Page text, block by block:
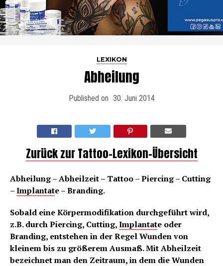
LEXIKON
Abheilung
Published on 30. Juni 2014
Zurück zur Tattoo-Lexikon-Übersicht
Abheilung – Abheilzeit – Tattoo – Piercing – Cutting
–Implantate – Branding.
Sobald eine Körpermodifikation durchgeführt wird,
z.B. durch Piercing, Cutting,Implantate oder
Branding, entstehen in der Regel Wunden von
kleinem bis zu größerem Ausmaß. Mit Abheilzeit
bezeichnet man den Zeitraum, in dem die Wunden